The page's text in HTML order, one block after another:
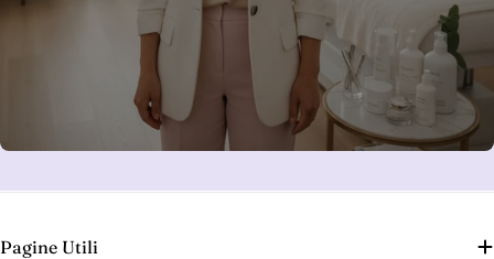
Pagine Utili